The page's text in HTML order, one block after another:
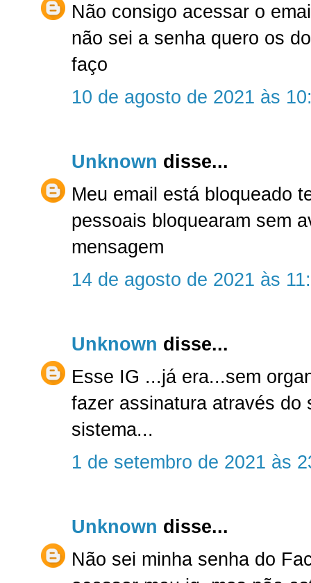
Não consigo acessar o
não sei a senha quero os
faço
10 de agosto de 2021 às
Unknown disse...
Meu email está bloqueado
pessoais bloquearam sem
mensagem
14 de agosto de 2021 às
Unknown disse...
Esse IG ...já era...sem
fazer assinatura através do
sistema...
1 de setembro de 2021 às
Unknown disse...
Não sei minha senha do